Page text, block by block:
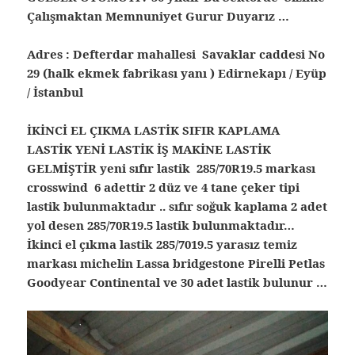
Çalışmaktan Memnuniyet Gurur Duyarız …
Adres : Defterdar mahallesi Savaklar caddesi No
29 (halk ekmek fabrikası yanı ) Edirnekapı / Eyüp
/ İstanbul
İKİNCİ EL ÇIKMA LASTİK SIFIR KAPLAMA
LASTİK YENİ LASTİK İŞ MAKİNE LASTİK
GELMİŞTİR yeni sıfır lastik 285/70R19.5 markası
crosswind 6 adettir 2 düz ve 4 tane çeker tipi
lastik bulunmaktadır .. sıfır soğuk kaplama 2 adet
yol desen 285/70R19.5 lastik bulunmaktadır…
İkinci el çıkma lastik 285/7019.5 yarasız temiz
markası michelin Lassa bridgestone Pirelli Petlas
Goodyear Continental ve 30 adet lastik bulunur …